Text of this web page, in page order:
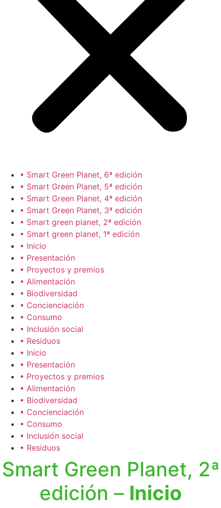
• Smart Green Planet, 6ª edición
• Smart Green Planet, 5ª edición
• Smart Green Planet, 4ª edición
• Smart Green Planet, 3ª edición
• Smart green planet, 2ª edición
• Smart green planet, 1ª edición
• Inicio
• Presentación
• Proyectos y premios
• Alimentación
• Biodiversidad
• Concienciación
• Consumo
• Inclusión social
• Residuos
• Inicio
• Presentación
• Proyectos y premios
• Alimentación
• Biodiversidad
• Concienciación
• Consumo
• Inclusión social
• Residuos
Smart Green Planet, 2ª
edición – Inicio